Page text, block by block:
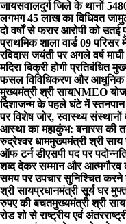
जायसवालदुर्ग जिले के थानों
लगभग 45 लाख का विधिवत
दो वर्षों से फरार आरोपी को
प्राथमिक शाला वार्ड 09
रविदास जयंती पर अगले वर्ष
मदिरा बिक्री होगी प्रतिबंधित
फसल विविधिकरण और आधुनिक
मुख्यमंत्री श्री सायNMEO
दिशाजन्म के पहले घंटे में
पर विशेष जोर, स्वास्थ्य संस्थानों
आस्था का महाकुंभ: बनारस की
रुद्रेश्वर धाममुख्यमंत्री श्री
ऑफ टर्न डीएसपी पद पर
शब्द देकर सम्मान और आत्मगौरव
समय पर उपचार सुनिश्चित करने
श्री सायप्रधानमंत्री सूर्य घर
रुपए की बचतमुख्यमंत्री श्री
रोड शो से राष्ट्रीय एवं